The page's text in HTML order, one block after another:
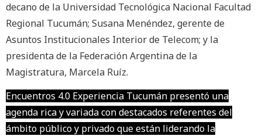
decano de la Universidad Tecnológica Nacional Facultad
Regional Tucumán; Susana Menéndez, gerente de
Asuntos Institucionales Interior de Telecom; y la
presidenta de la Federación Argentina de la
Magistratura, Marcela Ruíz.
Encuentros 4.0 Experiencia Tucumán presentó una
agenda rica y variada con destacados referentes del
ámbito público y privado que están liderando la